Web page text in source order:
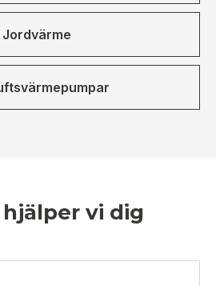
Jordvärme
hjälper vi dig